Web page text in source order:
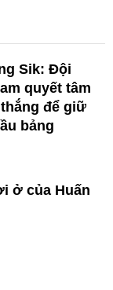
Sik: Đội
quyết tâm
để giữ
bảng
ở của Huấn